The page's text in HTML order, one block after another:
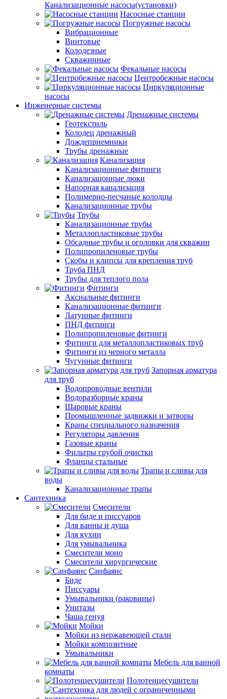
Канализационные насосы(установки)
Насосные станции
Погружные насосы
Вибрационные
Винтовые
Колодезные
Скважинные
Фекальные насосы
Центробежные насосы
Циркуляционные
насосы
Инженерные системы
Дренажные системы
Геотекстиль
Колодец дренажный
Дождеприемники
Трубы дренажные
Канализация
Канализационные фитинги
Канализацонные люки
Напорная канализация
Полимерно-песчаные колодцы
Канализационные трубы
Трубы
Канализационные трубы
Металлопластиковые трубы
Обсадные трубы и оголовки для скважин
Полипропиленовые трубы
Скобы и клипсы для крепления труб
Труба ПНД
Трубы для теплого пола
Фитинги
Аксиальные фитинги
Канализационные фитинги
Латунные фитинги
ПНД фитинги
Полипропиленовые фитинги
Фитинги для металлопластиковых труб
Фитинги из черного металла
Чугунные фитинги
Запорная арматура
для труб
Водопроводные вентили
Водоразборные краны
Шаровые краны
Промышленные задвижки и затворы
Краны специального назначения
Регуляторы давления
Газовые краны
Фильтры грубой очистки
Фланцы стальные
Трапы и сливы для
воды
Канализационные трапы
Сантехника
Смесители
Для биде и писсуаров
Для ванны и душа
Для кухни
Для умывальника
Смесители моно
Смесители хирургические
Санфаянс
Биде
Писсуары
Умывальники (раковины)
Унитазы
Чаша генуя
Мойки
Мойки из нержавеющей стали
Мойки композитные
Умывальники
Мебель для ванной
комнаты
Полотенцесушители